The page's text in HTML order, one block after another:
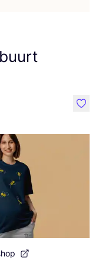
like